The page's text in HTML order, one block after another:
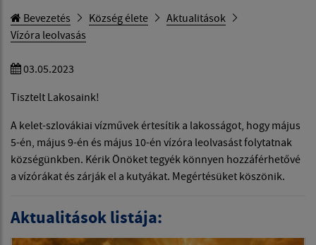
Bevezetés Község élete
Aktualitások
Vízóra leolvasás
03.05.2023
Tisztelt Lakosaink!
A kelet-szlovákiai vízművek értesítik a lakosságot, hogy május
5-én, május 9-én és május 10-én vízóra leolvasást folytatnak
községünkben. Kérik Önöket tegyék könnyen hozzáférhetővé
a vízórákat és zárják el a kutyákat. Megértésüket köszönik.
Aktualitások listája: